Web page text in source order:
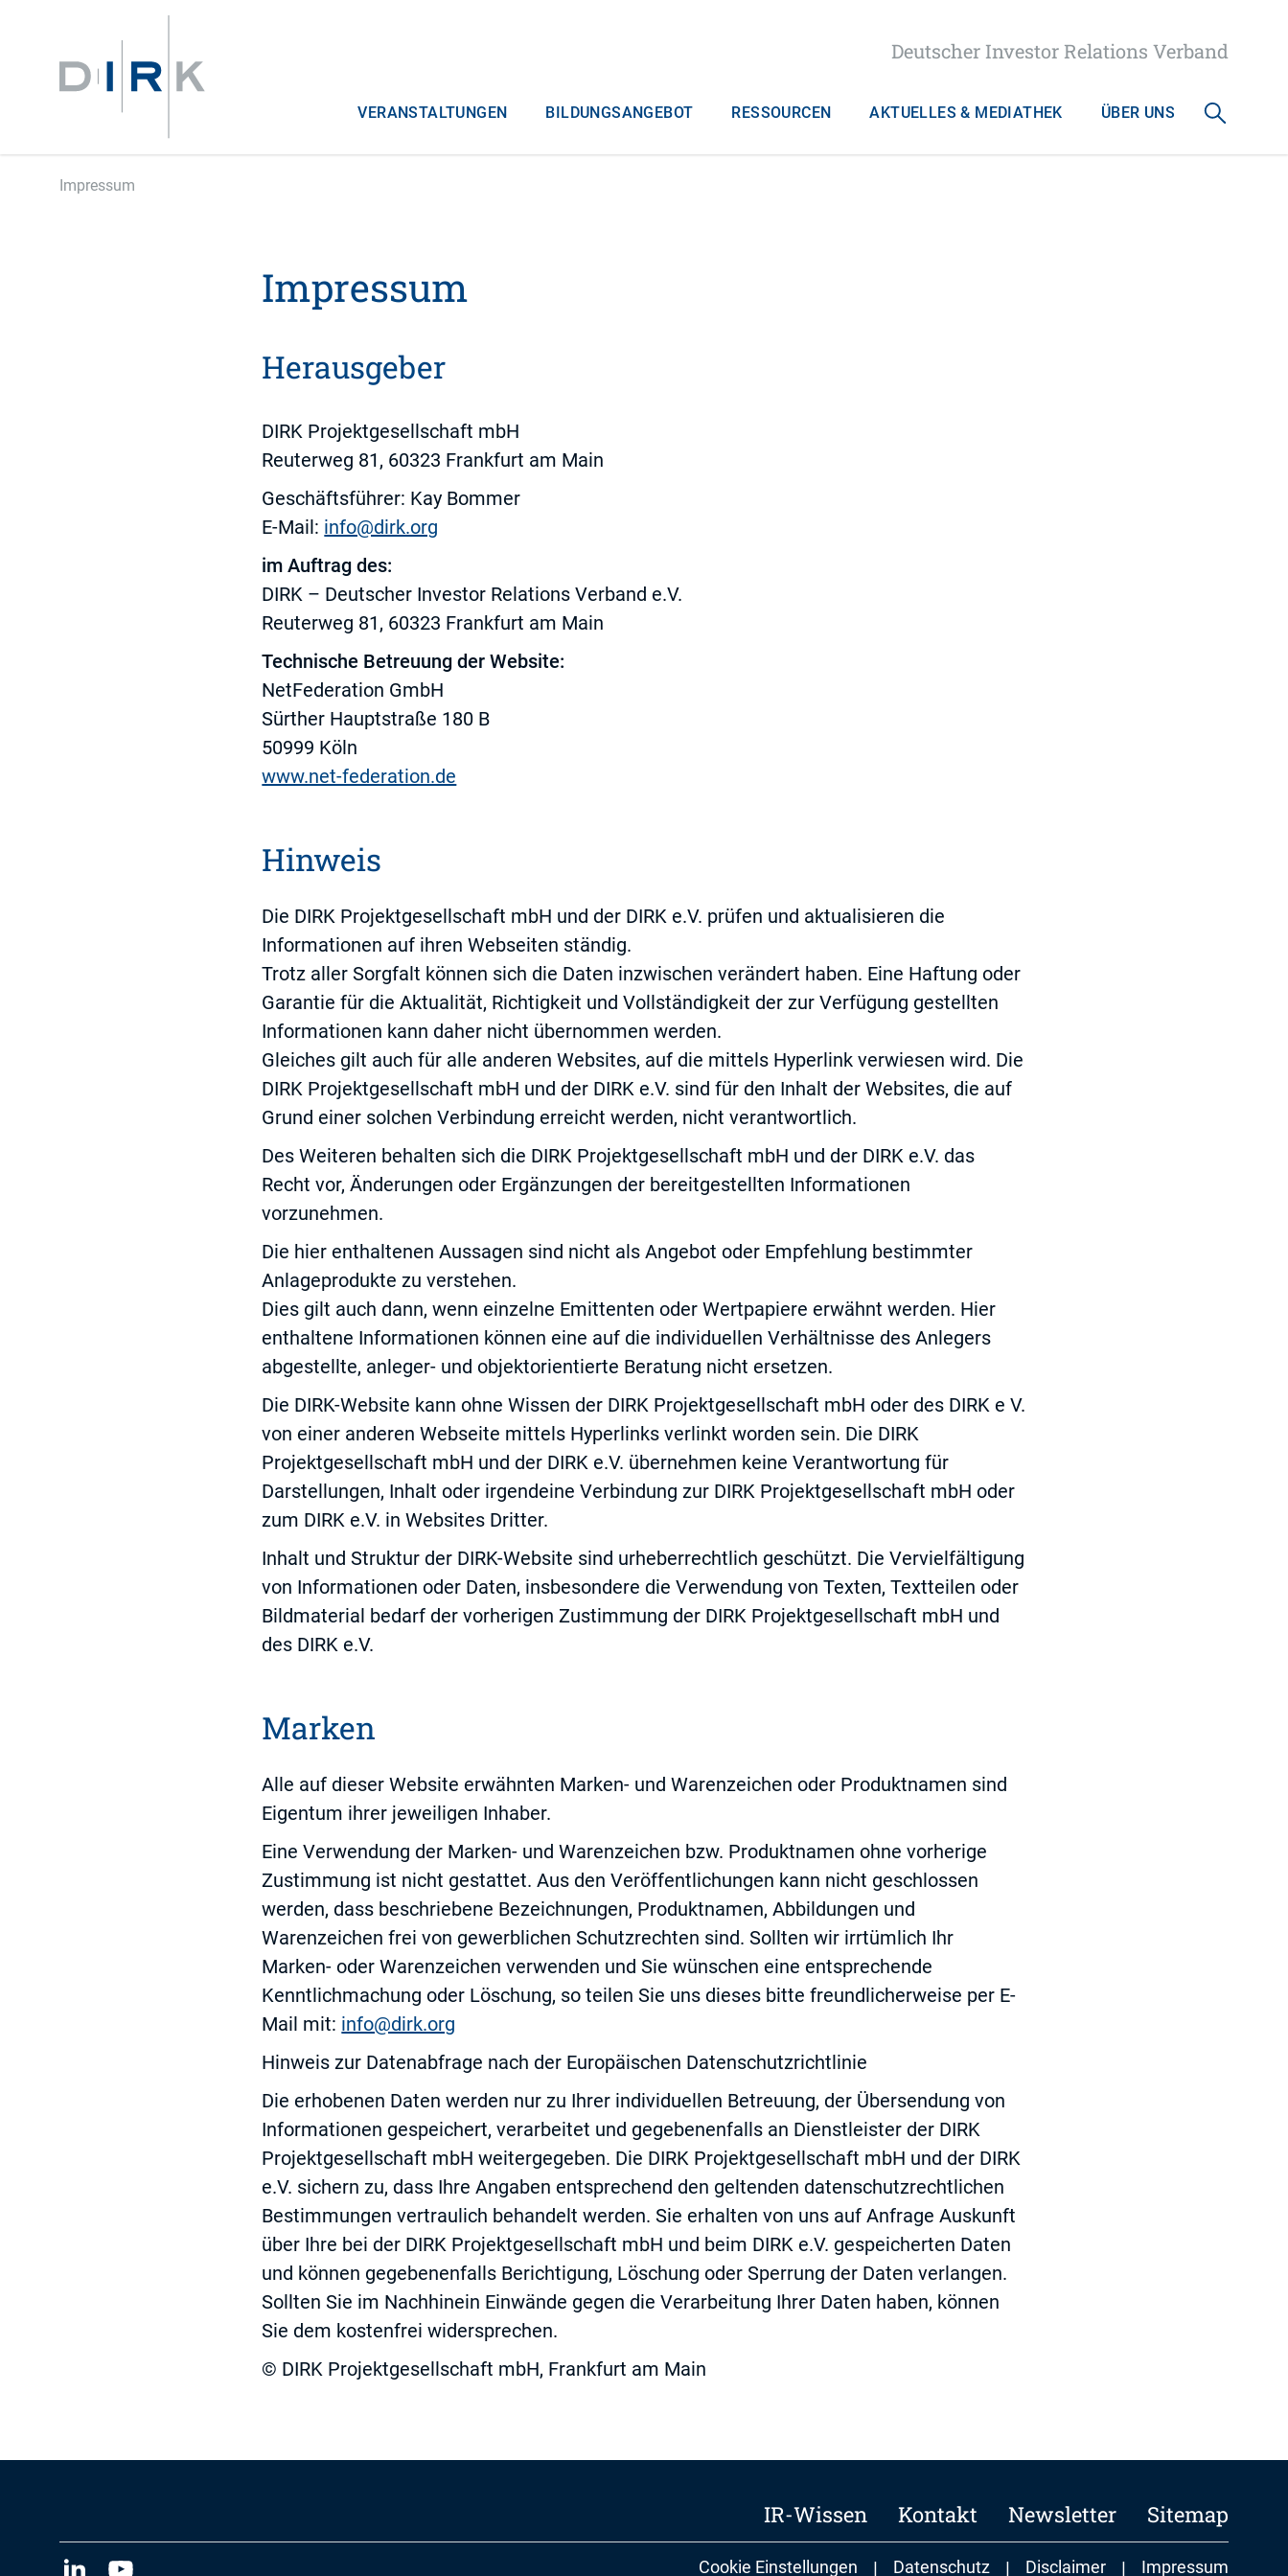
Deutscher Investor Relations Verband
VERANSTALTUNGEN BILDUNGSANGEBOT RESSOURCEN AKTUELLES & MEDIATHEK ÜBER UNS
Impressum
Impressum
Herausgeber
DIRK Projektgesellschaft mbH
Reuterweg 81, 60323 Frankfurt am Main
Geschäftsführer: Kay Bommer
E-Mail: info@dirk.org
im Auftrag des:
DIRK – Deutscher Investor Relations Verband e.V.
Reuterweg 81, 60323 Frankfurt am Main
Technische Betreuung der Website:
NetFederation GmbH
Sürther Hauptstraße 180 B
50999 Köln
www.net-federation.de
Hinweis
Die DIRK Projektgesellschaft mbH und der DIRK e.V. prüfen und aktualisieren die
Informationen auf ihren Webseiten ständig.
Trotz aller Sorgfalt können sich die Daten inzwischen verändert haben. Eine Haftung oder
Garantie für die Aktualität, Richtigkeit und Vollständigkeit der zur Verfügung gestellten
Informationen kann daher nicht übernommen werden.
Gleiches gilt auch für alle anderen Websites, auf die mittels Hyperlink verwiesen wird. Die
DIRK Projektgesellschaft mbH und der DIRK e.V. sind für den Inhalt der Websites, die auf
Grund einer solchen Verbindung erreicht werden, nicht verantwortlich.
Des Weiteren behalten sich die DIRK Projektgesellschaft mbH und der DIRK e.V. das
Recht vor, Änderungen oder Ergänzungen der bereitgestellten Informationen
vorzunehmen.
Die hier enthaltenen Aussagen sind nicht als Angebot oder Empfehlung bestimmter
Anlageprodukte zu verstehen.
Dies gilt auch dann, wenn einzelne Emittenten oder Wertpapiere erwähnt werden. Hier
enthaltene Informationen können eine auf die individuellen Verhältnisse des Anlegers
abgestellte, anleger- und objektorientierte Beratung nicht ersetzen.
Die DIRK-Website kann ohne Wissen der DIRK Projektgesellschaft mbH oder des DIRK e V.
von einer anderen Webseite mittels Hyperlinks verlinkt worden sein. Die DIRK
Projektgesellschaft mbH und der DIRK e.V. übernehmen keine Verantwortung für
Darstellungen, Inhalt oder irgendeine Verbindung zur DIRK Projektgesellschaft mbH oder
zum DIRK e.V. in Websites Dritter.
Inhalt und Struktur der DIRK-Website sind urheberrechtlich geschützt. Die Vervielfältigung
von Informationen oder Daten, insbesondere die Verwendung von Texten, Textteilen oder
Bildmaterial bedarf der vorherigen Zustimmung der DIRK Projektgesellschaft mbH und
des DIRK e.V.
Marken
Alle auf dieser Website erwähnten Marken- und Warenzeichen oder Produktnamen sind
Eigentum ihrer jeweiligen Inhaber.
Eine Verwendung der Marken- und Warenzeichen bzw. Produktnamen ohne vorherige
Zustimmung ist nicht gestattet. Aus den Veröffentlichungen kann nicht geschlossen
werden, dass beschriebene Bezeichnungen, Produktnamen, Abbildungen und
Warenzeichen frei von gewerblichen Schutzrechten sind. Sollten wir irrtümlich Ihr
Marken- oder Warenzeichen verwenden und Sie wünschen eine entsprechende
Kenntlichmachung oder Löschung, so teilen Sie uns dieses bitte freundlicherweise per E-
Mail mit: info@dirk.org
Hinweis zur Datenabfrage nach der Europäischen Datenschutzrichtlinie
Die erhobenen Daten werden nur zu Ihrer individuellen Betreuung, der Übersendung von
Informationen gespeichert, verarbeitet und gegebenenfalls an Dienstleister der DIRK
Projektgesellschaft mbH weitergegeben. Die DIRK Projektgesellschaft mbH und der DIRK
e.V. sichern zu, dass Ihre Angaben entsprechend den geltenden datenschutzrechtlichen
Bestimmungen vertraulich behandelt werden. Sie erhalten von uns auf Anfrage Auskunft
über Ihre bei der DIRK Projektgesellschaft mbH und beim DIRK e.V. gespeicherten Daten
und können gegebenenfalls Berichtigung, Löschung oder Sperrung der Daten verlangen.
Sollten Sie im Nachhinein Einwände gegen die Verarbeitung Ihrer Daten haben, können
Sie dem kostenfrei widersprechen.
© DIRK Projektgesellschaft mbH, Frankfurt am Main
IR-Wissen Kontakt Newsletter Sitemap
Cookie Einstellungen | Datenschutz | Disclaimer | Impressum